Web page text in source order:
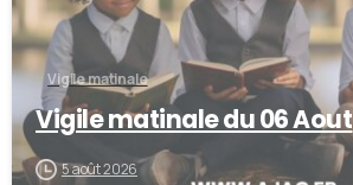
Vigile matinale
Vigile matinale du 06 Aout
5 août 2026